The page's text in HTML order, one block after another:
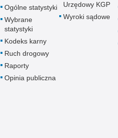
Ogólne statystyki
Wybrane
statystyki
Kodeks karny
Ruch drogowy
Raporty
Opinia publiczna
Urzędowy KGP
Wyroki sądowe